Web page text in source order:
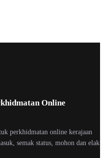
Online
perkhidmatan online kerajaan
semak status, mohon dan elak